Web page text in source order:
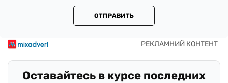
ОТПРАВИТЬ
Оставайтесь в курсе последних